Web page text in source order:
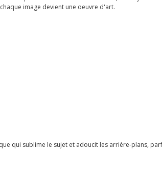
image devient une oeuvre d'art.
qui sublime le sujet et adoucit les arrière-plans,